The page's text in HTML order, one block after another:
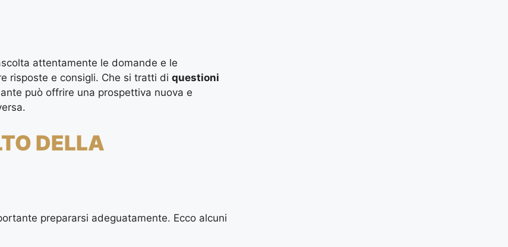
attentamente le domande e le
risposte e consigli. Che si tratti di questioni
può offrire una prospettiva nuova e
DELLA
prepararsi adeguatamente. Ecco alcuni